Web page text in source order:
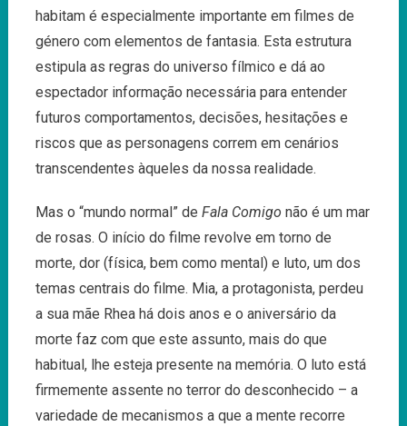
habitam é especialmente importante em filmes de
género com elementos de fantasia. Esta estrutura
estipula as regras do universo fílmico e dá ao
espectador informação necessária para entender
futuros comportamentos, decisões, hesitações e
riscos que as personagens correm em cenários
transcendentes àqueles da nossa realidade.
Mas o “mundo normal” de Fala Comigo não é um mar
de rosas. O início do filme revolve em torno de
morte, dor (física, bem como mental) e luto, um dos
temas centrais do filme. Mia, a protagonista, perdeu
a sua mãe Rhea há dois anos e o aniversário da
morte faz com que este assunto, mais do que
habitual, lhe esteja presente na memória. O luto está
firmemente assente no terror do desconhecido – a
variedade de mecanismos a que a mente recorre